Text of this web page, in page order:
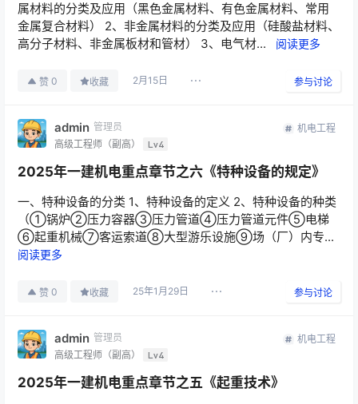
属材料的分类及应用（黑色金属材料、有色金属材料、常用
金属复合材料） 2、非金属材料的分类及应用（硅酸盐材料、
高分子材料、非金属板材和管材） 3、电气材...
阅读更多
赞 0 收藏 2月15日 参与讨论
admin 管理员
高级工程师（副高）
Lv4
机电工程
2025年一建机电重点章节之六《特种设备的规定》
一、特种设备的分类 1、特种设备的定义 2、特种设备的种类
（①锅炉②压力容器③压力管道④压力管道元件⑤电梯
⑥起重机械⑦客运索道⑧大型游乐设施⑨场（厂）内专...
阅读更多
赞 0 收藏 25年1月29日 参与讨论
admin 管理员
高级工程师（副高）
Lv4
机电工程
2025年一建机电重点章节之五《起重技术》